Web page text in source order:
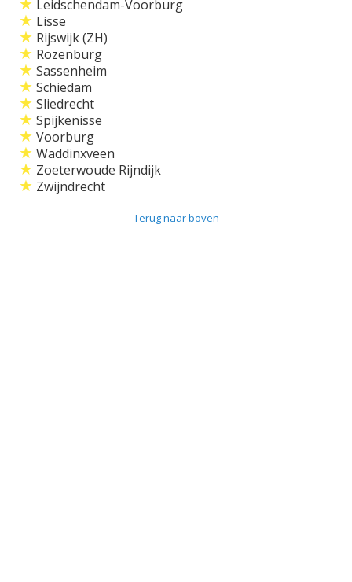
Leidschendam-Voorburg
★ Lisse
★ Rijswijk (ZH)
★ Rozenburg
★ Sassenheim
★ Schiedam
★ Sliedrecht
★ Spijkenisse
★ Voorburg
★ Waddinxveen
★ Zoeterwoude Rijndijk
★ Zwijndrecht
Terug naar boven